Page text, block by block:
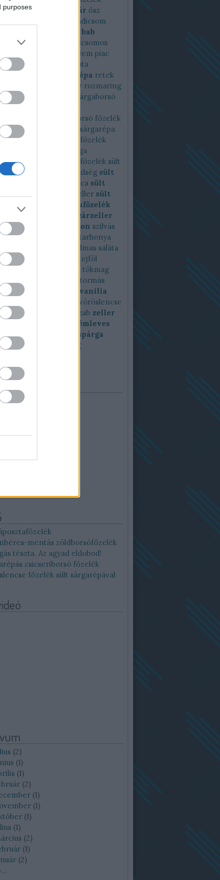
purposes
noltv nyár ősz
paradicsom
paradicsomos bab
káposzta
paradicsomos
petrezselyem piac
pirított zöldség
piskóta
répa retek
római kömény rozmaring
saláta
Sárgaborsó
sárgaborsó főzelék
sárgarépafőzelék
sárgarépa
sárgrépa
sóskafőzelék
spárga
spenótfőzelék sült
sültpaprika sültzöldség sült
sült kukorica sült
sült zeller sült
sütés
sütőtökfőzelék
szárzeller
szezámmag szezon szilvás
lepény
tarhonya
tartalmas saláta
tavaszfőzelék
tejföl
tökmag
tormás
Vajbab
vanília
vöröslencse
főzelék
zab zeller
zellerkrémleves
zöldségleves
zöld spárga
zsírharang
2026
5 6 7
mentás zöldborsófőzelék
tészta. Az agyad eldobod!
csicseriborsó főzelék
főzelék sült sárgarépával
(2)
(1)
(1)
(2)
(1)
(1)
(1)
(1)
(2)
(1)
(2)
...